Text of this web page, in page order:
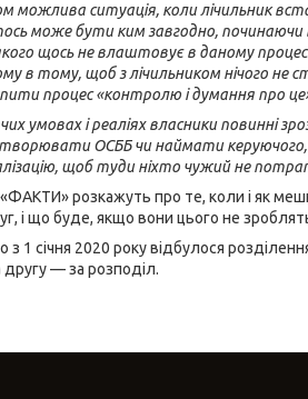
можлива ситуація, коли лічильник
може бути ким завгодно,
щось не влаштовує в даному
в тому, щоб з лічильником нічого не
процес «контролю і думання про
умовах і реаліях власники повинні
ОСББ чи наймати керуючого,
щоб туди ніхто чужий не
«ФАКТИ» розкажуть про те, коли і як
і що буде, якщо вони цього не
з 1 січня 2020 року відбулося
другу — за розподіл.